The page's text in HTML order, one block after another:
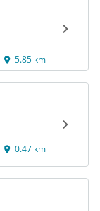
5.85 km
0.47 km